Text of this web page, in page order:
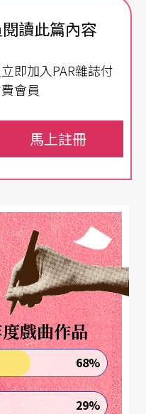
等待不會到來的「果
新的Neverland。
童話故事延伸的彼
述為主，透過演員的
色的人物，透過極為
的空等之中。
極大篇幅的演員獨
身分背景的認知，但
能更加細膩地投射或
中，以至於獨白歸獨
立，對比和觀照則闕
演員獨白，卻遺漏部
讀此篇內容
即加入PAR雜誌付
會員
馬上註冊
戲曲作品
68%
29%